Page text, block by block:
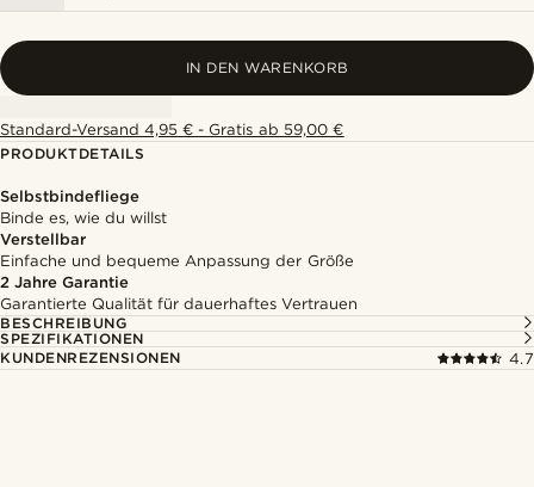
IN DEN WARENKORB
Standard-Versand 4,95 € - Gratis ab 59,00 €
PRODUKTDETAILS
Selbstbindefliege
Binde es, wie du willst
Verstellbar
Einfache und bequeme Anpassung der Größe
2 Jahre Garantie
Garantierte Qualität für dauerhaftes Vertrauen
BESCHREIBUNG
SPEZIFIKATIONEN
KUNDENREZENSIONEN
4.7